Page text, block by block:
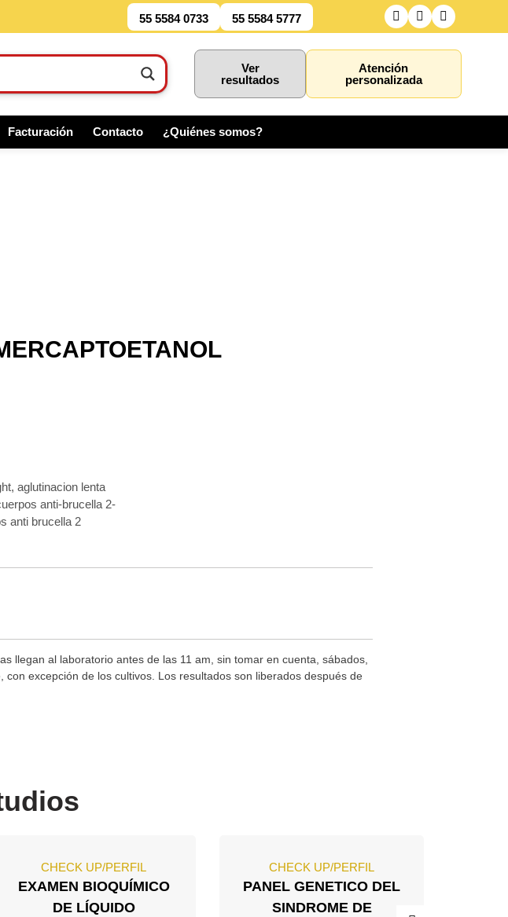
55 5584 0733 55 5584 5777
Ver
resultados
Atención
personalizada
Facturación Contacto ¿Quiénes somos?
aglutinacion lenta
anti-brucella 2-
anti brucella 2
llegan al laboratorio antes de las 11 am, sin tomar en cuenta, sábados,
excepción de los cultivos. Los resultados son liberados después de
CHECK UP/PERFIL
EXAMEN BIOQUÍMICO
DE LÍQUIDO
CHECK UP/PERFIL
PANEL GENETICO DEL
SINDROME DE